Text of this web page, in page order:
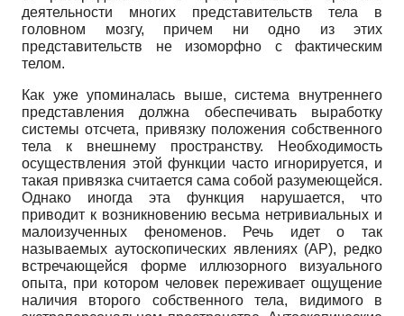
деятельности многих представительств тела в
головном мозгу, причем ни одно из этих
представительств не изоморфно с фактическим
телом.
Как уже упоминалась выше, система внутреннего
представления должна обеспечивать выработку
системы отсчета, привязку положения собственного
тела к внешнему пространству. Необходимость
осуществления этой функции часто игнорируется, и
такая привязка считается сама собой разумеющейся.
Однако иногда эта функция нарушается, что
приводит к возникновению весьма нетривиальных и
малоизученных феноменов. Речь идет о так
называемых аутоскопических явлениях (AP), редко
встречающейся форме иллюзорного визуального
опыта, при котором человек переживает ощущение
наличия второго собственного тела, видимого в